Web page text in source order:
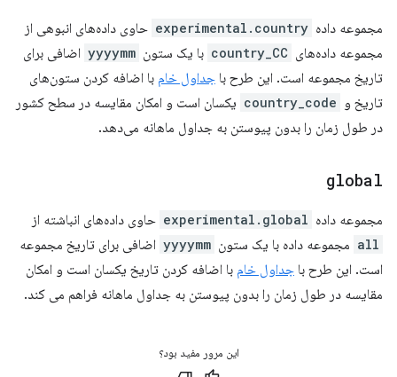
مجموعه داده experimental.country حاوی داده‌های انبوهی از
مجموعه داده‌های country_CC با یک ستون yyyymm اضافی برای
تاریخ مجموعه است. این طرح با جداول خام با اضافه کردن ستون‌های
تاریخ و country_code یکسان است و امکان مقایسه در سطح کشور
در طول زمان را بدون پیوستن به جداول ماهانه می‌دهد.
global
مجموعه داده experimental.global حاوی داده‌های انباشته از
all مجموعه داده با یک ستون yyyymm اضافی برای تاریخ مجموعه
است. این طرح با جداول خام با اضافه کردن تاریخ یکسان است و امکان
مقایسه در طول زمان را بدون پیوستن به جداول ماهانه فراهم می کند.
این مرور مفید بود؟